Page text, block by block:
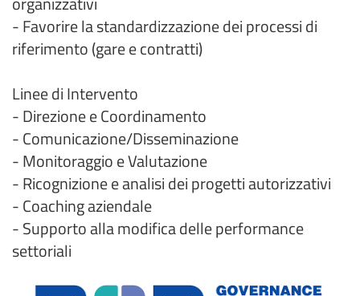
- Favorire la standardizzazione dei processi di
riferimento (gare e contratti)
Linee di Intervento
- Direzione e Coordinamento
- Comunicazione/Disseminazione
- Monitoraggio e Valutazione
- Ricognizione e analisi dei progetti autorizzativi
- Coaching aziendale
- Supporto alla modifica delle performance
settoriali